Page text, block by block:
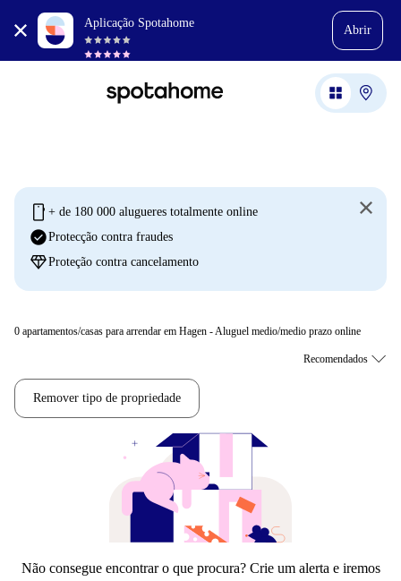
Aplicação Spotahome
Abrir
mobile + de 180 000 alugueres totalmente online
check_circleProtecção contra fraudes
diamondProteção contra cancelamento
0 apartamentos/casas para arrendar em Hagen - Aluguel medio/medio prazo online
Remover tipo de propriedade
Não consegue encontrar o que procura? Crie um alerta e iremos